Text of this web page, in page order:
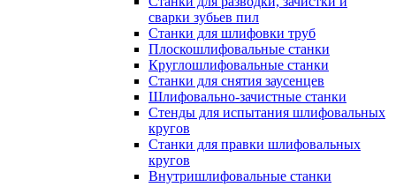
сварки зубьев пил
Станки для шлифовки труб
Плоскошлифовальные станки
Круглошлифовальные станки
Станки для снятия заусенцев
Шлифовально-зачистные станки
Стенды для испытания шлифовальных
кругов
Станки для правки шлифовальных
кругов
Внутришлифовальные станки